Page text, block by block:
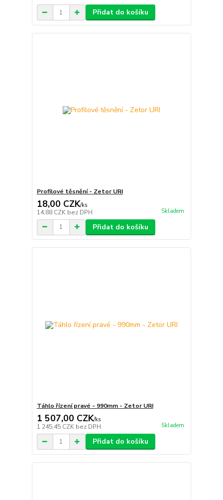
Přidat do košíku
Profilové těsnění - Zetor URI
18,00 CZK/ks
14,88 CZK bez DPH Skladem
Přidat do košíku
Táhlo řízení pravé - 990mm - Zetor URI
1 507,00 CZK/ks
1 245,45 CZK bez DPH Skladem
Přidat do košíku